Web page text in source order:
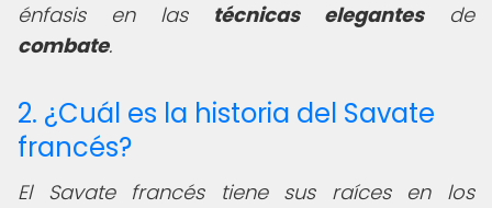
énfasis en las técnicas elegantesde
combate.
2. ¿Cuál es la historia del Savate
francés?
El Savate francés tiene sus raíces en los